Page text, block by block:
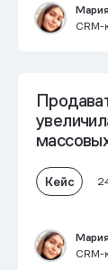
CRM-
Кейс
CRM-